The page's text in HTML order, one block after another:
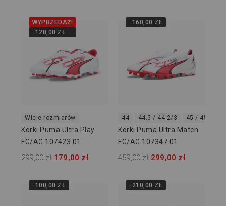
WYPRZEDAŻ!
-120,00 ZŁ
Wiele rozmiarów
Korki Puma Ultra Play
FG/AG 107423 01
299,00 zł 179,00 zł
-160,00 ZŁ
44 44.5 / 44 2/3 45 / 45 1/3
Korki Puma Ultra Match
FG/AG 107347 01
459,00 zł 299,00 zł
-100,00 ZŁ -210,00 ZŁ